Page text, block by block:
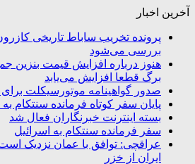
آخرین اخبار
پرونده تخریب ساباط تاریخی
بررسی می‌شود
هنوز درباره افزایش قیمت بنزین
برگ قطعا افزایش می‌یابد
صدور گواهینامه موتورسیکلت برای
پایان سفر کوتاه فرمانده سنتکام به
بسته اینترنت خبرنگاران فعال شد
سفر فرمانده سنتکام به اسرائیل
ایران از خزر